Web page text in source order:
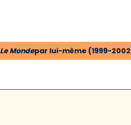
Le Mondepar lui-même (1999-